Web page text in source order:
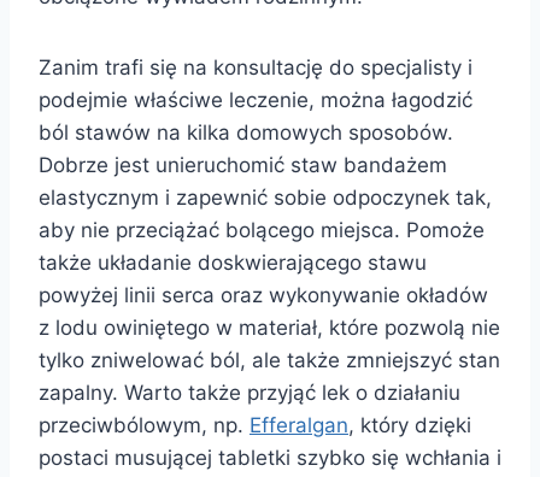
Zanim trafi się na konsultację do specjalisty i
podejmie właściwe leczenie, można łagodzić
ból stawów na kilka domowych sposobów.
Dobrze jest unieruchomić staw bandażem
elastycznym i zapewnić sobie odpoczynek tak,
aby nie przeciążać bolącego miejsca. Pomoże
także układanie doskwierającego stawu
powyżej linii serca oraz wykonywanie okładów
z lodu owiniętego w materiał, które pozwolą nie
tylko zniwelować ból, ale także zmniejszyć stan
zapalny. Warto także przyjąć lek o działaniu
przeciwbólowym, np. Efferalgan, który dzięki
postaci musującej tabletki szybko się wchłania i